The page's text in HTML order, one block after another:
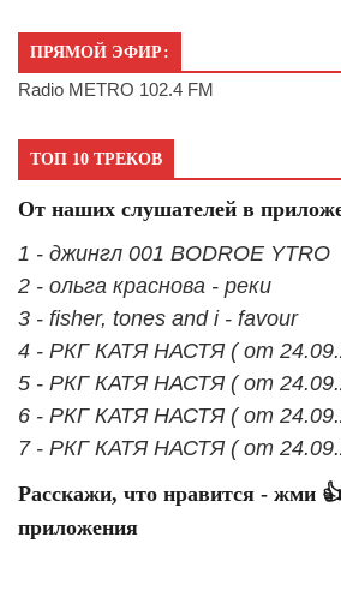
ПРЯМОЙ ЭФИР:
Radio METRO 102.4 FM
ТОП 10 ТРЕКОВ
От наших слушателей в
1 - джингл 001 BODROE YTRO
2 - ольга краснова - реки
3 - fisher, tones and i - favour
4 - РКГ КАТЯ НАСТЯ ( от
5 - РКГ КАТЯ НАСТЯ ( от
6 - РКГ КАТЯ НАСТЯ ( от
7 - РКГ КАТЯ НАСТЯ ( от
Расскажи, что нравится - жми
приложения